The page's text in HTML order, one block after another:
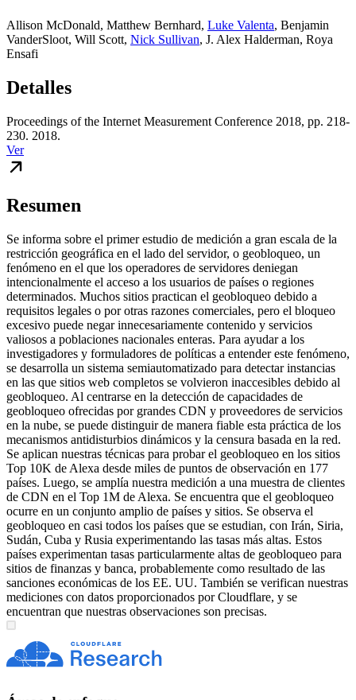
Allison McDonald, Matthew Bernhard, Luke Valenta, Benjamin
VanderSloot, Will Scott, Nick Sullivan, J. Alex Halderman, Roya
Ensafi
Detalles
Proceedings of the Internet Measurement Conference 2018, pp. 218-
230. 2018.
Ver
Resumen
Se informa sobre el primer estudio de medición a gran escala de la
restricción geográfica en el lado del servidor, o geobloqueo, un
fenómeno en el que los operadores de servidores deniegan
intencionalmente el acceso a los usuarios de países o regiones
determinados. Muchos sitios practican el geobloqueo debido a
requisitos legales o por otras razones comerciales, pero el bloqueo
excesivo puede negar innecesariamente contenido y servicios
valiosos a poblaciones nacionales enteras. Para ayudar a los
investigadores y formuladores de políticas a entender este fenómeno,
se desarrolla un sistema semiautomatizado para detectar instancias
en las que sitios web completos se volvieron inaccesibles debido al
geobloqueo. Al centrarse en la detección de capacidades de
geobloqueo ofrecidas por grandes CDN y proveedores de servicios
en la nube, se puede distinguir de manera fiable esta práctica de los
mecanismos antidisturbios dinámicos y la censura basada en la red.
Se aplican nuestras técnicas para probar el geobloqueo en los sitios
Top 10K de Alexa desde miles de puntos de observación en 177
países. Luego, se amplía nuestra medición a una muestra de clientes
de CDN en el Top 1M de Alexa. Se encuentra que el geobloqueo
ocurre en un conjunto amplio de países y sitios. Se observa el
geobloqueo en casi todos los países que se estudian, con Irán, Siria,
Sudán, Cuba y Rusia experimentando las tasas más altas. Estos
países experimentan tasas particularmente altas de geobloqueo para
sitios de finanzas y banca, probablemente como resultado de las
sanciones económicas de los EE. UU. También se verifican nuestras
mediciones con datos proporcionados por Cloudflare, y se
encuentran que nuestras observaciones son precisas.